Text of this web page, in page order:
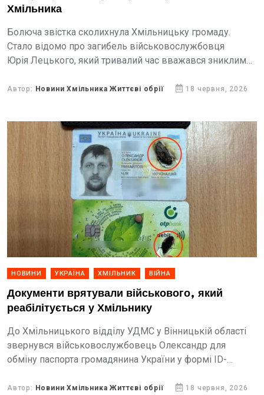
Хмільника
Болюча звістка сколихнула Хмільницьку громаду.
Стало відомо про загибель військовослужбовця
Юрія Лецького, який тривалий час вважався зниклим
бойових дій на Сумщині.
Автор: Новини Хмільника Життєві обрії 18 червня, 2026
НОВИНИ УКРАЇНА ХМІЛЬНИК ВІЙНА
Документи врятували військового, який
реабілітується у Хмільнику
До Хмільницького відділу УДМС у Вінницькій області
звернувся військовослужбовець Олександр для
обміну паспорта громадянина України у формі ІD-
Автор: Новини Хмільника Життєві обрії 18 червня, 2026